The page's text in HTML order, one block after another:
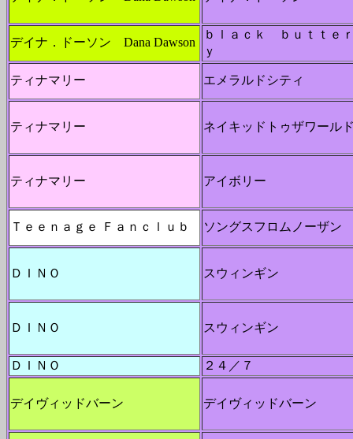
デイナ．ドーソン Dana Dawson
ｂｌａｃｋ ｂｕｔｔｅ
ｙ
ティナマリー エメラルドシティ
ティナマリー ネイキッドトゥザワール
ティナマリー アイボリー
Ｔｅｅｎａｇｅ Ｆａｎｃｌｕｂ ソングスフロムノーザン
ＤＩＮＯ スウィンギン
ＤＩＮＯ スウィンギン
ＤＩＮＯ ２４／７
デイヴィッドバーン デイヴィッドバーン